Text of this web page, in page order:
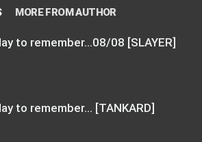
MORE FROM AUTHOR
to remember…08/08 [SLAYER]
to remember… [TANKARD]